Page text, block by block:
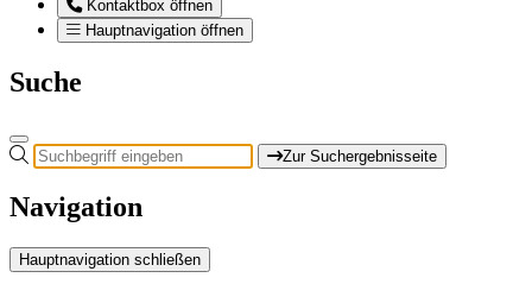
Kontaktbox öffnen
Hauptnavigation öffnen
Suche
Zur Suchergebnisseite
Navigation
Hauptnavigation schließen